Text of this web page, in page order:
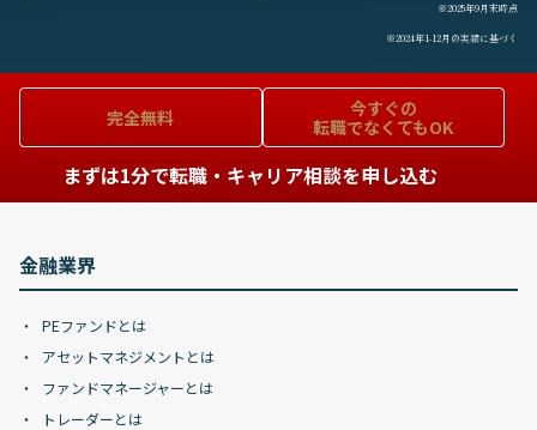
※2025年9月末時点
※2024年1-12月の実績に基づく
完全無料
今すぐの
転職でなくてもOK
まずは1分で転職・キャリア相談を申し込む
金融業界
PEファンドとは
アセットマネジメントとは
ファンドマネージャーとは
トレーダーとは